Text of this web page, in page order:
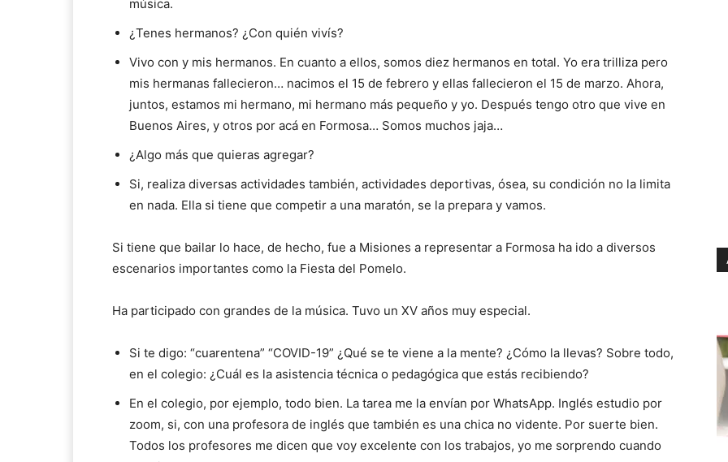
música.
¿Tenes hermanos? ¿Con quién vivís?
Vivo con y mis hermanos. En cuanto a ellos, somos diez hermanos en total. Yo era trilliza pero
mis hermanas fallecieron… nacimos el 15 de febrero y ellas fallecieron el 15 de marzo. Ahora,
juntos, estamos mi hermano, mi hermano más pequeño y yo. Después tengo otro que vive en
Buenos Aires, y otros por acá en Formosa… Somos muchos jaja…
¿Algo más que quieras agregar?
Si, realiza diversas actividades también, actividades deportivas, ósea, su condición no la limita
en nada. Ella si tiene que competir a una maratón, se la prepara y vamos.
Si tiene que bailar lo hace, de hecho, fue a Misiones a representar a Formosa ha ido a diversos
escenarios importantes como la Fiesta del Pomelo.
Ha participado con grandes de la música. Tuvo un XV años muy especial.
Si te digo: “cuarentena” “COVID-19” ¿Qué se te viene a la mente? ¿Cómo la llevas? Sobre todo,
en el colegio: ¿Cuál es la asistencia técnica o pedagógica que estás recibiendo?
En el colegio, por ejemplo, todo bien. La tarea me la envían por WhatsApp. Inglés estudio por
zoom, si, con una profesora de inglés que también es una chica no vidente. Por suerte bien.
Todos los profesores me dicen que voy excelente con los trabajos, yo me sorprendo cuando